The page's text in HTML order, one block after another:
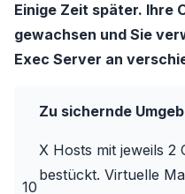
Einige Zeit später. Ihre
gewachsen und Sie
Exec Server an
Zu sichernde
10
X Hosts mit jeweils 2
bestückt. Virtuelle